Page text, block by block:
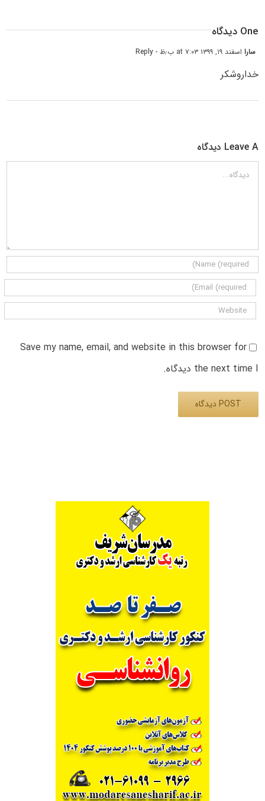
One دیدگاه
سارااسفند ۱۹, ۱۳۹۹ at ۷:۰۳ ب٫ظ - Reply
خداروشکر
Leave A دیدگاه
دیدگاه
Save my name, email, and website in this browser for
the next time I دیدگاه.